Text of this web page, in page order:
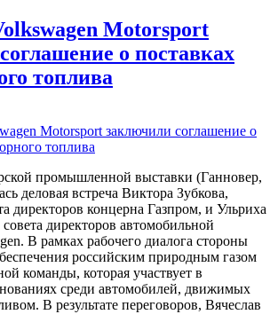
Motorsport
о поставках
топлива
промышленной выставки (Ганновер,
деловая встреча Виктора Зубкова,
директоров концерна Газпром, и Ульриха
директоров автомобильной
В рамках рабочего диалога стороны
российским природным газом
команды, которая участвует в
среди автомобилей, движимых
В результате переговоров, Вячеслав